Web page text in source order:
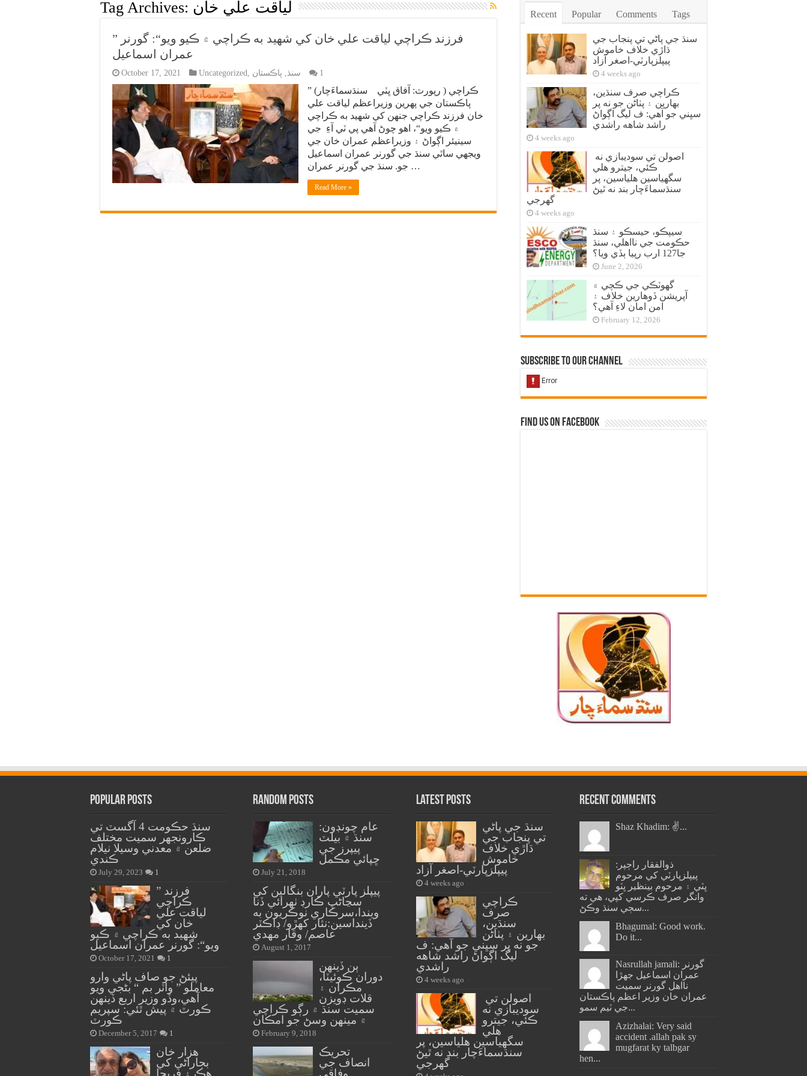
Tag Archives: لياقت علي خان
” فرزند ڪراچي لياقت علي خان کي شهيد به ڪراچي ۾ ڪيو ويو“: گورنر
عمران اسماعيل
October 17, 2021 Uncategorized, سنڌ, پاڪستان 1
ڪراچي ( رپورٽ: آفاق ڀٽي سنڌسماءَچار) ”
پاڪستان جي پهرين وزيراعظم لياقت علي
خان فرزند ڪراچي جنهن کي شهيد به ڪراچي
۾ ڪيو ويو“، اهو چوڻ آهي پي ٽي آءِ جي
سينيئر اڳواڻ ۽ وزيراعظم عمران خان جي
ويجهي ساٿي سنڌ جي گورنر عمران اسماعيل
جو. سنڌ جي گورنر عمران …
Read More »
Recent Popular Comments Tags
سنڌ جي پاڻي تي پنجاب جي
ڌاڙي خلاف خاموش
پيپلزپارٽي-اصغر آزاد
4 weeks ago
ڪراچي صرف سنڌين،
بهارين ۽ پٺاڻن جو نه پر
سڀني جو آهي: ف ليگ اڳواڻ
راشد شاهه راشدي
4 weeks ago
ڪئي، جيترو هلي
سگهياسين هلياسين، پر
سنڌسماءَچار بند نه ٿيڻ
گهرجي
4 weeks ago
سيپڪو، حيسڪو ۽ سنڌ
حڪومت جي نااهلي، سنڌ
جا127 ارب رپيا ٻڏي ويا؟
June 2, 2026
گهوٽڪي جي ڪچي ۾
آپريشن ڏوهارين خلاف ۽
امن امان لاءِ آهي؟
February 12, 2026
Subscribe to our Channel
Find us on Facebook
Popular Posts
سنڌ حڪومت 4 آگسٽ تي
ڪارونجهر سميت مختلف
ضلعن ۾ معدني وسيلا نيلام
ڪندي
July 29, 2023 1
” فرزند
ڪراچي
لياقت علي
خان کي
شهيد به ڪراچي ۾ ڪيو
ويو“: گورنر عمران اسماعيل
October 17, 2021 1
پيئڻ جو صاف پاڻي وارو
معاملو ” واٽر بم “ بڻجي ويو
آهي،وڏو وزير اربع ڏينهن
ڪورٽ ۾ پيش ٿئي: سپريم
ڪورٽ
December 5, 2017 1
هزار خان
بجاراڻي کي
هڪ ۽ فريحا
Random Posts
عام چونڊون:
سنڌ ۾ بيلٽ
پيپرز جي
ڇپائي مڪمل
July 21, 2018
پيپلز پارٽي پاران بنگالين کي
سڃاڻپ ڪارڊ ٺهرائي ڏنا
ويندا،سرڪاري نوڪريون به
ڏينداسين:نثار کهڙو/ ڊاڪٽر
عاصم/ وقار مهدي
August 1, 2017
ٻن ڏينهن
دوران ڪوئيٽا،
مڪران ۽
قلات ڊويزن
سميت سنڌ ۾ رڳو ڪراچي
۾ مينهن وسڻ جو امڪان
February 9, 2018
تحريڪ
انصاف جي
وفاقي
Latest Posts
سنڌ جي پاڻي
تي پنجاب جي
ڌاڙي خلاف
خاموش
پيپلزپارٽي-اصغر آزاد
4 weeks ago
ڪراچي
صرف
سنڌين،
بهارين ۽ پٺاڻن
جو نه پر سڀني جو آهي: ف
ليگ اڳواڻ راشد شاهه
راشدي
4 weeks ago
سوديبازي نه
ڪئي، جيترو
هلي
سگهياسين هلياسين، پر
سنڌسماءَچار بند نه ٿيڻ
گهرجي
Recent Comments
Shaz Khadim: ✌️...
ذوالفقار راڄپر:
پيپلزپارٽي کي مرحوم
ڀٽي ۽ مرحوم بينظير ڀٽو
وانگر صرف ڪرسي کپي، هي ته
سڄي سنڌ وڪڻ...
Bhagumal: Good work.
Do it...
Nasrullah jamali: گورنر
عمران اسماعيل جھڙا
نااهل گورنر سميت
عمران خان وزير اعظم پاڪستان
جي ٽيم سمو...
Azizhalai: Very said
accident .allah pak sy
mugfarat ky talbgar
hen...